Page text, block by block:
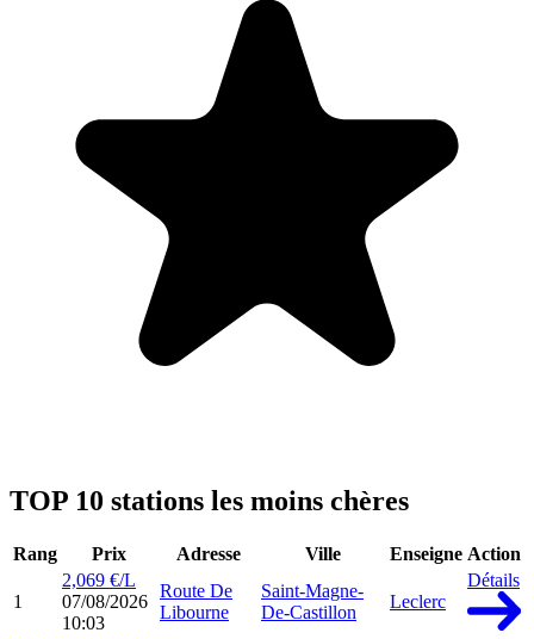
TOP 10 stations les moins chères
Rang Prix Adresse Ville Enseigne Action
1
2,069 €/L
07/08/2026
10:03
Route De
Libourne
Saint-Magne-
De-Castillon
Leclerc
Détails